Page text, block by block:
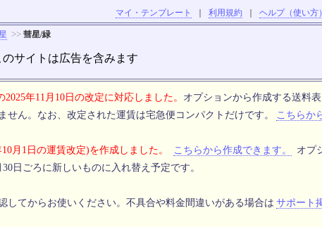
マイ・テンプレート 利用規約 ヘルプ（使い方）
>> 彗星/緑
のサイトは広告を含みます
年11月10日の改定に対応しました。 オプションから作成する送料表
ん。なお、改定された運賃は宅急便コンパクトだけです。
こちらか
月1日の運賃改定)を作成しました。 こちらから作成できます。
オプ
日ごろに新しいものに入れ替え予定です。
してからお使いください。不具合や料金間違いがある場合は サポート